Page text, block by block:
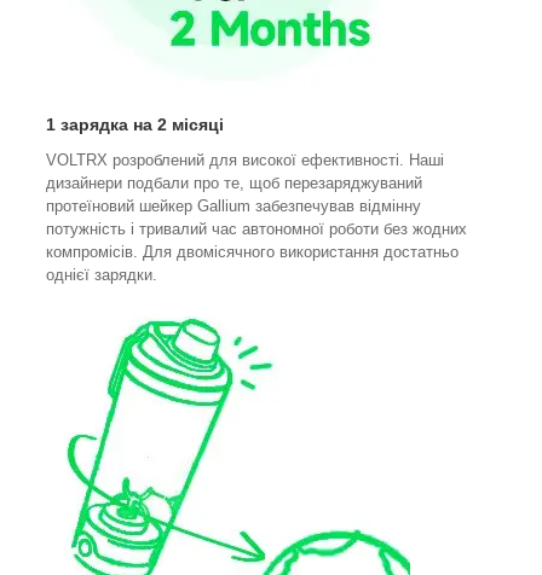
1 зарядка на 2 місяці
VOLTRX розроблений для високої ефективності. Наші
дизайнери подбали про те, щоб перезаряджуваний
протеїновий шейкер Gallium забезпечував відмінну
потужність і тривалий час автономної роботи без жодних
компромісів. Для двомісячного використання достатньо
однієї зарядки.